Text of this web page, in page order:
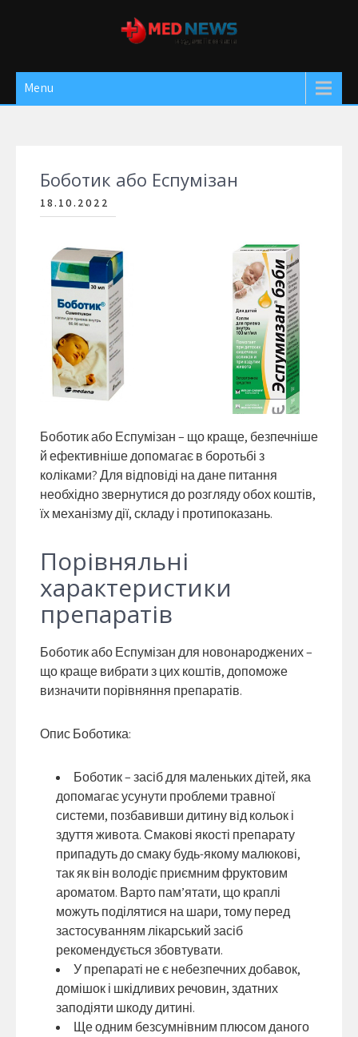
Med News
Menu
Боботик або Еспумізан
18.10.2022
Боботик або Еспумізан – що краще, безпечніше
й ефективніше допомагає в боротьбі з
коліками? Для відповіді на дане питання
необхідно звернутися до розгляду обох коштів,
їх механізму дії, складу і протипоказань.
Порівняльні
характеристики
препаратів
Боботик або Еспумізан для новонароджених –
що краще вибрати з цих коштів, допоможе
визначити порівняння препаратів.
Опис Боботика:
Боботик – засіб для маленьких дітей, яка
допомагає усунути проблеми травної
системи, позбавивши дитину від кольок і
здуття живота. Смакові якості препарату
припадуть до смаку будь-якому малюкові,
так як він володіє приємним фруктовим
ароматом. Варто пам’ятати, що краплі
можуть поділятися на шари, тому перед
застосуванням лікарський засіб
рекомендується збовтувати.
У препараті не є небезпечних добавок,
домішок і шкідливих речовин, здатних
заподіяти шкоду дитині.
Ще одним безсумнівним плюсом даного